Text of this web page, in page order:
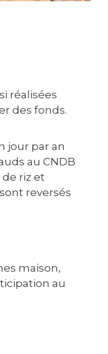
réalisées
des fonds.
jour par an
au CNDB
riz et
reversés
maison,
au